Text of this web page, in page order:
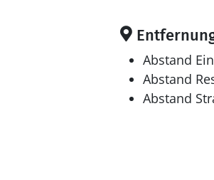
Abstand
Abstand
Abstand